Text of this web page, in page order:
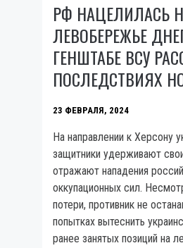
РФ НАЦЕЛИЛАСЬ
ЛЕВОБЕРЕЖЬЕ
ГЕНШТАБЕ ВСУ
ПОСЛЕДСТВИЯХ
23 ФЕВРАЛЯ, 2024
На направлении к Херсону
защитники удерживают
отражают нападения
оккупационных сил.
потери, противник не
попытках вытеснить
ранее занятых позиций на